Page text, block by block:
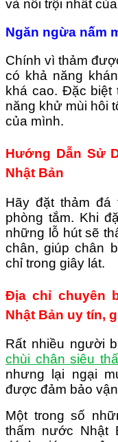
và nổi trội nhất
Ngăn ngừa nấm
Chính vì thảm
có khả năng
khá cao. Đặc biệt
năng khử mùi hôi
của mình.
Hướng Dẫn Sử
Nhật Bản
Hãy đặt thảm
phòng tắm. Khi
những lỗ hút sẽ
chân, giúp chân
chỉ trong giây lát.
Địa chỉ chuyên
Nhật Bản uy tín,
Rất nhiều người
chùi chân siêu
nhưng lại ngại
được đảm bảo
Một trong số
thấm nước Nhật